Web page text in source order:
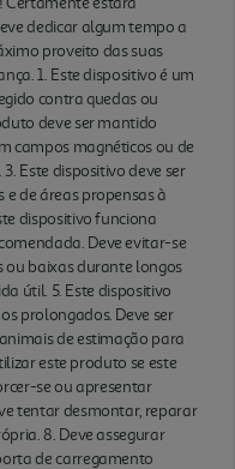
dedicar algum tempo a
proveito das suas
1. Este dispositivo é um
contra quedas ou
deve ser mantido
campos magnéticos ou de
Este dispositivo deve ser
de áreas propensas à
dispositivo funciona
Deve evitar-se
baixas durante longos
útil. 5. Este dispositivo
prolongados. Deve ser
de estimação para
este produto se este
se ou apresentar
tentar desmontar, reparar
8. Deve assegurar
de carregamento